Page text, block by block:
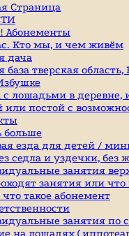
Страница
Абонементы
Кто мы, и чем живём
дача
база тверская
с лошадьми в деревне,
или постой с
больше
езда для детей /
седла и уздечки, без
занятия
занятия или что
такое абонемент
занятия по
на лошадях (